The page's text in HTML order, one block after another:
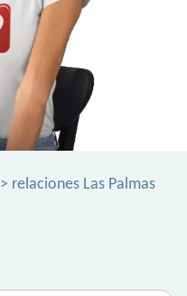
> relaciones Las Palmas